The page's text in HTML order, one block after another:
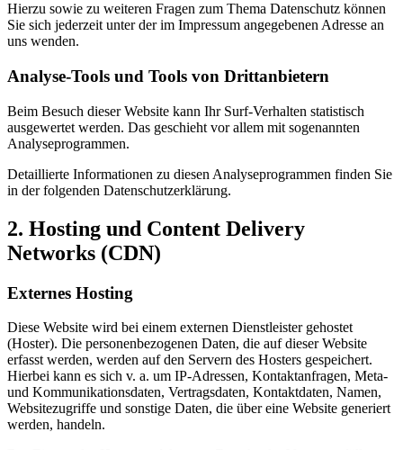
Hierzu sowie zu weiteren Fragen zum Thema Datenschutz können
Sie sich jederzeit unter der im Impressum angegebenen Adresse an
uns wenden.
Analyse-Tools und Tools von Dritt­anbietern
Beim Besuch dieser Website kann Ihr Surf-Verhalten statistisch
ausgewertet werden. Das geschieht vor allem mit sogenannten
Analyseprogrammen.
Detaillierte Informationen zu diesen Analyseprogrammen finden Sie
in der folgenden Datenschutzerklärung.
2. Hosting und Content Delivery
Networks (CDN)
Externes Hosting
Diese Website wird bei einem externen Dienstleister gehostet
(Hoster). Die personenbezogenen Daten, die auf dieser Website
erfasst werden, werden auf den Servern des Hosters gespeichert.
Hierbei kann es sich v. a. um IP-Adressen, Kontaktanfragen, Meta-
und Kommunikationsdaten, Vertragsdaten, Kontaktdaten, Namen,
Websitezugriffe und sonstige Daten, die über eine Website generiert
werden, handeln.